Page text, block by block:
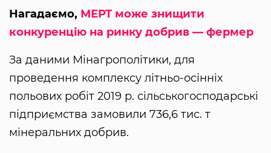
Нагадаємо, МЕРТ може знищити
конкуренцію на ринку добрив — фермер
За даними Мінагрополітики, для
проведення комплексу літньо-осінніх
польових робіт 2019 р. сільськогосподарські
підприємства замовили 736,6 тис. т
мінеральних добрив.